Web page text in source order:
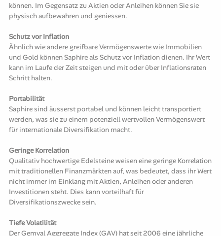
können. Im Gegensatz zu Aktien oder Anleihen können Sie sie
physisch aufbewahren und geniessen.
Schutz vor Inflation
Ähnlich wie andere greifbare Vermögenswerte wie Immobilien
und Gold können Saphire als Schutz vor Inflation dienen. Ihr Wert
kann im Laufe der Zeit steigen und mit oder über Inflationsraten
Schritt halten.
Portabilität
Saphire sind äusserst portabel und können leicht transportiert
werden, was sie zu einem potenziell wertvollen Vermögenswert
für internationale Diversifikation macht.
Geringe Korrelation
Qualitativ hochwertige Edelsteine weisen eine geringe Korrelation
mit traditionellen Finanzmärkten auf, was bedeutet, dass ihr Wert
nicht immer im Einklang mit Aktien, Anleihen oder anderen
Investitionen steht. Dies kann vorteilhaft für
Diversifikationszwecke sein.
Tiefe Volatilität
Der Gemval Aggregate Index (GAV) hat seit 2006 eine jährliche